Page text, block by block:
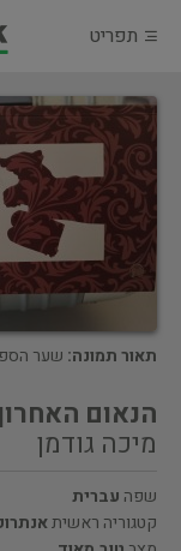
תפריט
תאור תמונה: שער
הנאום
מיכה גודמן
שפה עברית
קטגוריה ראשית